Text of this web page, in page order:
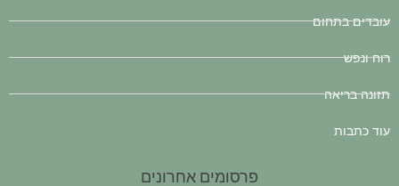
עובדים בתחום
רוח ונפש
תזונה בריאה
עוד כתבות
פרסומים אחרונים